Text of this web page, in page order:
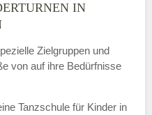
IN
Zielgruppen und
von auf ihre Bedürfnisse
Tanzschule für Kinder in